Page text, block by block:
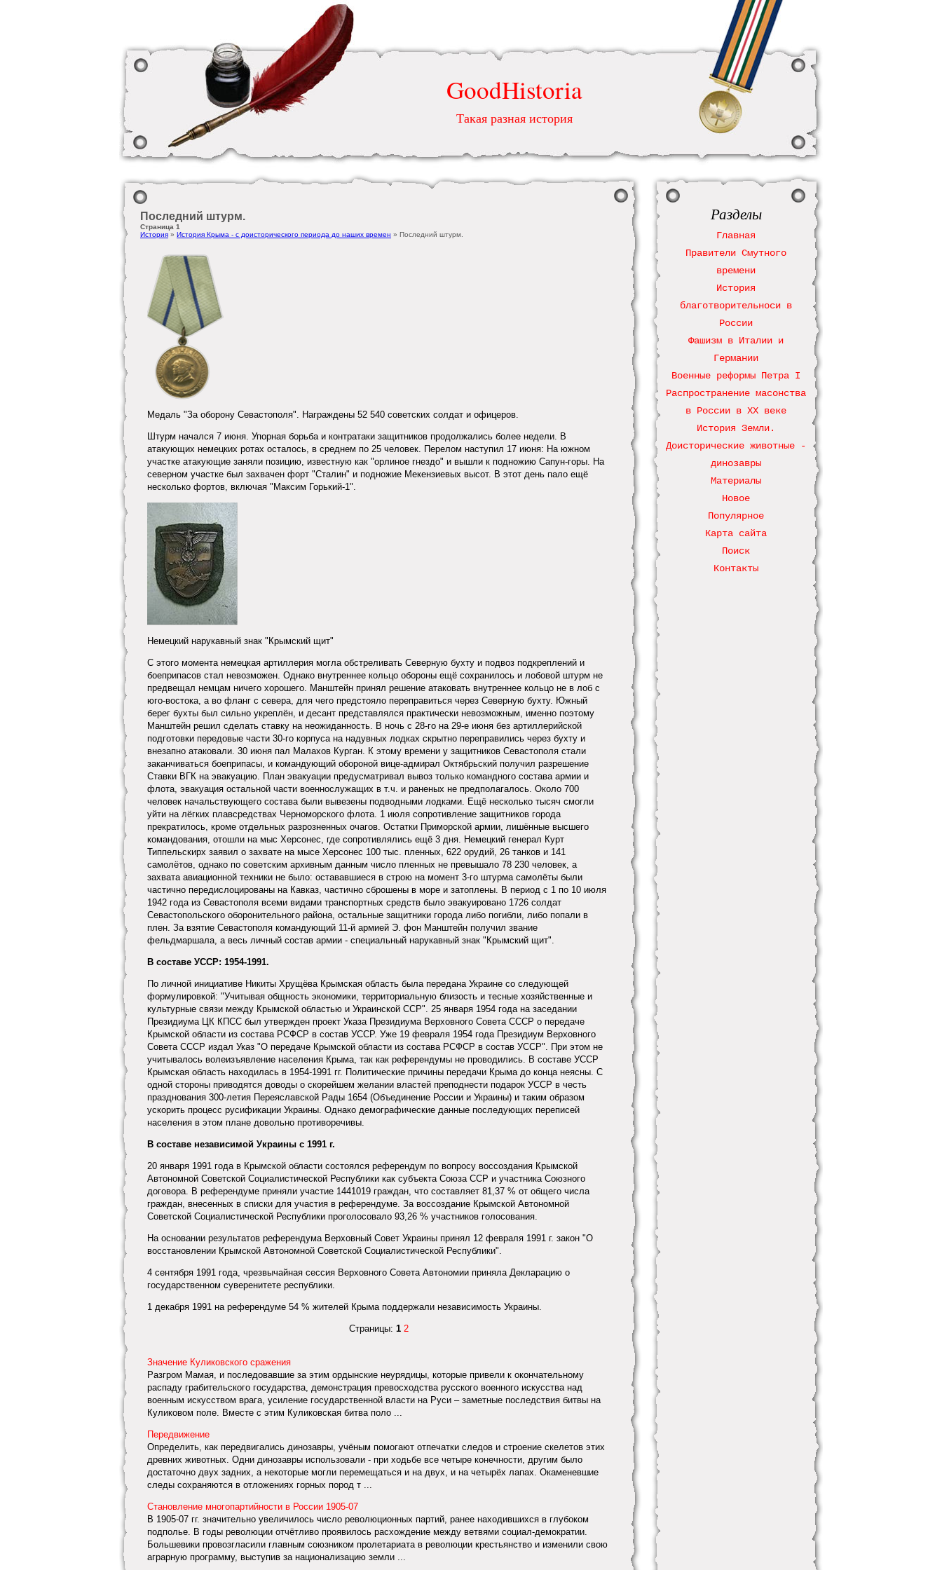
GoodHistoria
Такая разная история
Последний штурм.
Страница 1
История » История Крыма - с доисторического периода до наших времен » Последний штурм.
Медаль "За оборону Севастополя". Награждены 52 540 советских солдат и офицеров.
Штурм начался 7 июня. Упорная борьба и контратаки защитников продолжались более недели. В
атакующих немецких ротах осталось, в среднем по 25 человек. Перелом наступил 17 июня: На южном
участке атакующие заняли позицию, известную как "орлиное гнездо" и вышли к подножию Сапун-горы. На
северном участке был захвачен форт "Сталин" и подножие Мекензиевых высот. В этот день пало ещё
несколько фортов, включая "Максим Горький-1".
Немецкий нарукавный знак "Крымский щит"
С этого момента немецкая артиллерия могла обстреливать Северную бухту и подвоз подкреплений и
боеприпасов стал невозможен. Однако внутреннее кольцо обороны ещё сохранилось и лобовой штурм не
предвещал немцам ничего хорошего. Манштейн принял решение атаковать внутреннее кольцо не в лоб с
юго-востока, а во фланг с севера, для чего предстояло переправиться через Северную бухту. Южный
берег бухты был сильно укреплён, и десант представлялся практически невозможным, именно поэтому
Манштейн решил сделать ставку на неожиданность. В ночь с 28-го на 29-е июня без артиллерийской
подготовки передовые части 30-го корпуса на надувных лодках скрытно переправились через бухту и
внезапно атаковали. 30 июня пал Малахов Курган. К этому времени у защитников Севастополя стали
заканчиваться боеприпасы, и командующий обороной вице-адмирал Октябрьский получил разрешение
Ставки ВГК на эвакуацию. План эвакуации предусматривал вывоз только командного состава армии и
флота, эвакуация остальной части военнослужащих в т.ч. и раненых не предполагалось. Около 700
человек начальствующего состава были вывезены подводными лодками. Ещё несколько тысяч смогли
уйти на лёгких плавсредствах Черноморского флота. 1 июля сопротивление защитников города
прекратилось, кроме отдельных разрозненных очагов. Остатки Приморской армии, лишённые высшего
командования, отошли на мыс Херсонес, где сопротивлялись ещё 3 дня. Немецкий генерал Курт
Типпельскирх заявил о захвате на мысе Херсонес 100 тыс. пленных, 622 орудий, 26 танков и 141
самолётов, однако по советским архивным данным число пленных не превышало 78 230 человек, а
захвата авиационной техники не было: остававшиеся в строю на момент 3-го штурма самолёты были
частично передислоцированы на Кавказ, частично сброшены в море и затоплены. В период с 1 по 10 июля
1942 года из Севастополя всеми видами транспортных средств было эвакуировано 1726 солдат
Севастопольского оборонительного района, остальные защитники города либо погибли, либо попали в
плен. За взятие Севастополя командующий 11-й армией Э. фон Манштейн получил звание
фельдмаршала, а весь личный состав армии - специальный нарукавный знак "Крымский щит".
В составе УССР: 1954-1991.
По личной инициативе Никиты Хрущёва Крымская область была передана Украине со следующей
формулировкой: "Учитывая общность экономики, территориальную близость и тесные хозяйственные и
культурные связи между Крымской областью и Украинской ССР". 25 января 1954 года на заседании
Президиума ЦК КПСС был утвержден проект Указа Президиума Верховного Совета СССР о передаче
Крымской области из состава РСФСР в состав УССР. Уже 19 февраля 1954 года Президиум Верховного
Совета СССР издал Указ "О передаче Крымской области из состава РСФСР в состав УССР". При этом не
учитывалось волеизъявление населения Крыма, так как референдумы не проводились. В составе УССР
Крымская область находилась в 1954-1991 гг. Политические причины передачи Крыма до конца неясны. С
одной стороны приводятся доводы о скорейшем желании властей преподнести подарок УССР в честь
празднования 300-летия Переяславской Рады 1654 (Объединение России и Украины) и таким образом
ускорить процесс русификации Украины. Однако демографические данные последующих переписей
населения в этом плане довольно противоречивы.
В составе независимой Украины с 1991 г.
20 января 1991 года в Крымской области состоялся референдум по вопросу воссоздания Крымской
Автономной Советской Социалистической Республики как субъекта Союза ССР и участника Союзного
договора. В референдуме приняли участие 1441019 граждан, что составляет 81,37 % от общего числа
граждан, внесенных в списки для участия в референдуме. За воссоздание Крымской Автономной
Советской Социалистической Республики проголосовало 93,26 % участников голосования.
На основании результатов референдума Верховный Совет Украины принял 12 февраля 1991 г. закон "О
восстановлении Крымской Автономной Советской Социалистической Республики".
4 сентября 1991 года, чрезвычайная сессия Верховного Совета Автономии приняла Декларацию о
государственном суверенитете республики.
1 декабря 1991 на референдуме 54 % жителей Крыма поддержали независимость Украины.
Страницы: 1 2
Значение Куликовского сражения
Разгром Мамая, и последовавшие за этим ордынские неурядицы, которые привели к окончательному
распаду грабительского государства, демонстрация превосходства русского военного искусства над
военным искусством врага, усиление государственной власти на Руси – заметные последствия битвы на
Куликовом поле. Вместе с этим Куликовская битва поло ...
Передвижение
Определить, как передвигались динозавры, учёным помогают отпечатки следов и строение скелетов этих
древних животных. Одни динозавры использовали - при ходьбе все четыре конечности, другим было
достаточно двух задних, а некоторые могли перемещаться и на двух, и на четырёх лапах. Окаменевшие
следы сохраня­ются в отложениях горных пород т ...
Становление многопартийности в России 1905-07
В 1905-07 гг. значительно увеличилось число революционных партий, ранее находившихся в глубоком
подполье. В годы революции отчётливо проявилось расхождение между ветвями социал-демократии.
Большевики провозгласили главным союзником пролетариата в революции крестьянство и изменили свою
аграрную программу, выступив за национализацию земли ...
Разделы
Главная
Правители Смутного
времени
История
благотворительноси в
России
Фашизм в Италии и
Германии
Военные реформы Петра І
Распространение масонства
в России в ХХ веке
История Земли.
Доисторические животные -
динозавры
Материалы
Новое
Популярное
Карта сайта
Поиск
Контакты